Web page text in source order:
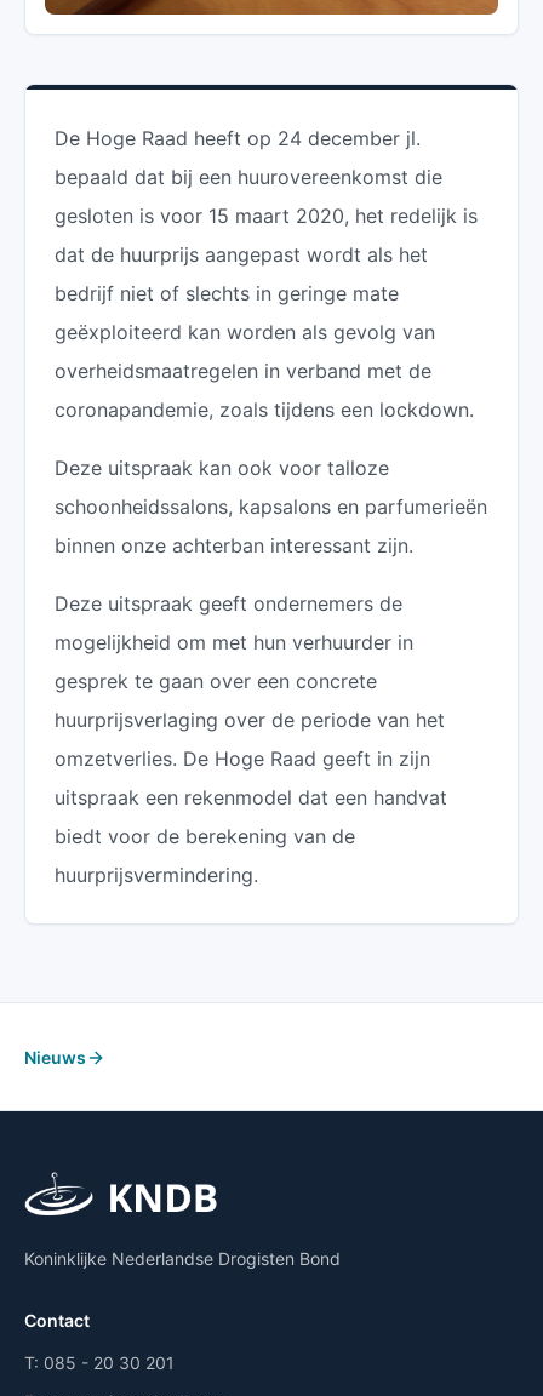
De Hoge Raad heeft op 24 december jl.
bepaald dat bij een huurovereenkomst die
gesloten is voor 15 maart 2020, het redelijk is
dat de huurprijs aangepast wordt als het
bedrijf niet of slechts in geringe mate
geëxploiteerd kan worden als gevolg van
overheidsmaatregelen in verband met de
coronapandemie, zoals tijdens een lockdown.
Deze uitspraak kan ook voor talloze
schoonheidssalons, kapsalons en parfumerieën
binnen onze achterban interessant zijn.
Deze uitspraak geeft ondernemers de
mogelijkheid om met hun verhuurder in
gesprek te gaan over een concrete
huurprijsverlaging over de periode van het
omzetverlies. De Hoge Raad geeft in zijn
uitspraak een rekenmodel dat een handvat
biedt voor de berekening van de
huurprijsvermindering.
Nieuws
Koninklijke Nederlandse Drogisten Bond
Contact
T: 085 - 20 30 201